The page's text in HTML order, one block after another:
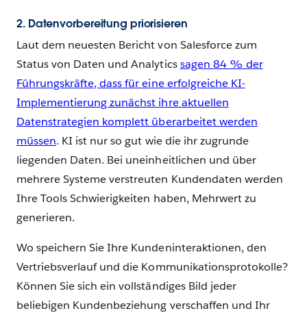
2. Datenvorbereitung priorisieren
Laut dem neuesten Bericht von Salesforce zum
Status von Daten und Analyticssagen 84 % der
Führungskräfte, dass für eine erfolgreiche KI-
Implementierung zunächst ihre aktuellen
Datenstrategien komplett überarbeitet werden
müssen. KI ist nur so gut wie die ihr zugrunde
liegenden Daten. Bei uneinheitlichen und über
mehrere Systeme verstreuten Kundendaten werden
Ihre Tools Schwierigkeiten haben, Mehrwert zu
generieren.
Wo speichern Sie Ihre Kundeninteraktionen, den
Vertriebsverlauf und die Kommunikationsprotokolle?
Können Sie sich ein vollständiges Bild jeder
beliebigen Kundenbeziehung verschaffen und Ihr